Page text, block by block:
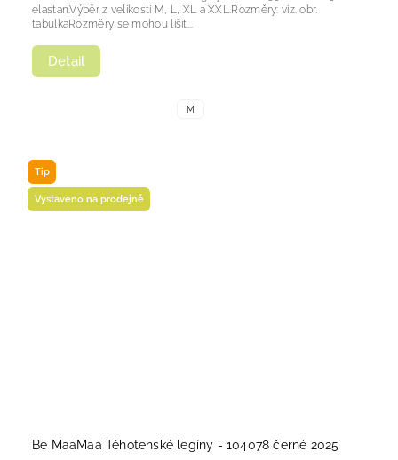
Detail
elastan.Výběr z velikosti M, L, XL a XXL.Rozměry: viz. obr.
tabulkaRozměry se mohou lišit...
M
Tip
Vystaveno na prodejně
Be MaaMaa Těhotenské legíny - 104078 černé 2025